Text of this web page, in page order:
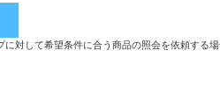
に対して希望条件に合う商品の照会を依頼する